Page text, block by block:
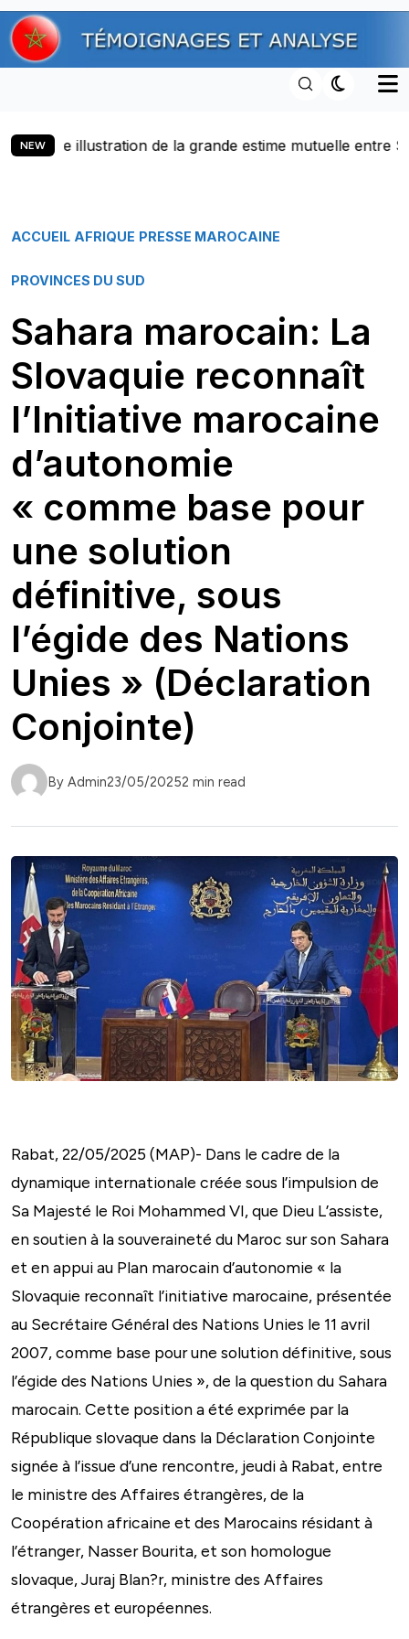
Skip
to
content
NEW
de la grande estime mutuelle entre SM le Roi et le
ACCUEIL AFRIQUE PRESSE MAROCAINE
PROVINCES DU SUD
Sahara marocain: La
Slovaquie reconnaît
l’Initiative marocaine
d’autonomie
« comme base pour
une solution
définitive, sous
l’égide des Nations
Unies » (Déclaration
Conjointe)
By Admin23/05/20252 min read
Rabat, 22/05/2025 (MAP)- Dans le cadre de la
dynamique internationale créée sous l’impulsion de
Sa Majesté le Roi Mohammed VI, que Dieu L’assiste,
en soutien à la souveraineté du Maroc sur son Sahara
et en appui au Plan marocain d’autonomie « la
Slovaquie reconnaît l’initiative marocaine, présentée
au Secrétaire Général des Nations Unies le 11 avril
2007, comme base pour une solution définitive, sous
l’égide des Nations Unies », de la question du Sahara
marocain. Cette position a été exprimée par la
République slovaque dans la Déclaration Conjointe
signée à l’issue d’une rencontre, jeudi à Rabat, entre
le ministre des Affaires étrangères, de la
Coopération africaine et des Marocains résidant à
l’étranger, Nasser Bourita, et son homologue
slovaque, Juraj Blan?r, ministre des Affaires
étrangères et européennes.